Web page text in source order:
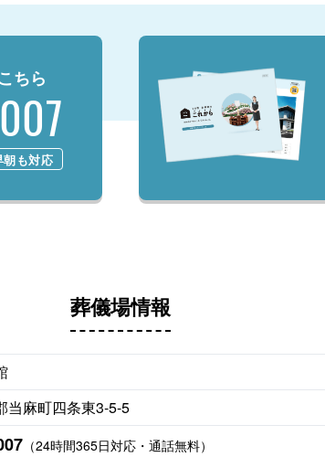
ちら
朝も対応
葬儀場情報
当麻町四条東3-5-5
（24時間365日対応・通話無料）